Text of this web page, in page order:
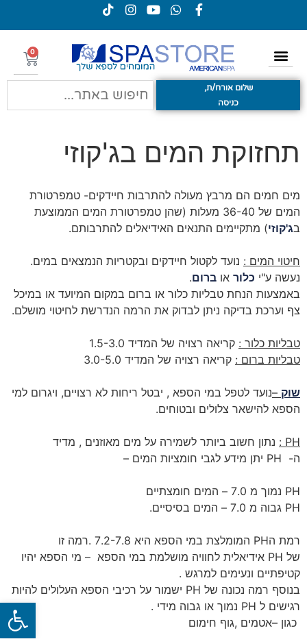
פתח
0
שלום אורח/ת,
כניסה
תחזוקת המים בג'קוזי
מים חמים הם מרבץ מעולה להתרבות חיידקים- טמפרטורת
המים של 36-40 מעלות (שהן טמפרטורת המים הממוצעת
בג'קוזי) מתקיימים התנאים האידיאלים להתרבותם.
חיטוי המים : נועד לקטול חיידקים ובקטריות הנמצאים במים.
נעשה ע"י כלור או ברום.
באמצעות הנחת טבליות כלור או ברום במקום המיועד או במיכל
צף וערכת בדיקה ניתן לבדוק את הרמה הנדרשת לחיטוי מושלם.
טבליות כלור : קריאה רצויה של המדיד 1.5-3.0
טבליות ברום : קריאה רצויה של המדיד 3.0-5.0
שוק –נועד לטפל במי הספא , יבטל ריחות לא רצויים, ויגרום למי
הספא להישאר צלולים ובטוחים.
PH
: נתון חשוב ביותר לשמירה על מים מאוזנים , מדיד
ה- PH יתן מידע לגבי חומציות המים –
PH נמוך מ 7.0 – המים חומצתיים
PH גבוה מ 7.0 – המים בסיסיים.
רמת הPH
המומלצת במי הספא היא 7.2-7.8 .רמה זו
של PH אידיאלית לחוויה מושלמת במי הספא – מי הספא יהיו
קטיפתיים ונעימים למרגש .
בנוסף רמה נכונה של PH ישמור על רכיבי הספא העלולים להיות
רגישים ל PH נמוך או גבוה מידי .
כגון –אטמים ,גוף חימום